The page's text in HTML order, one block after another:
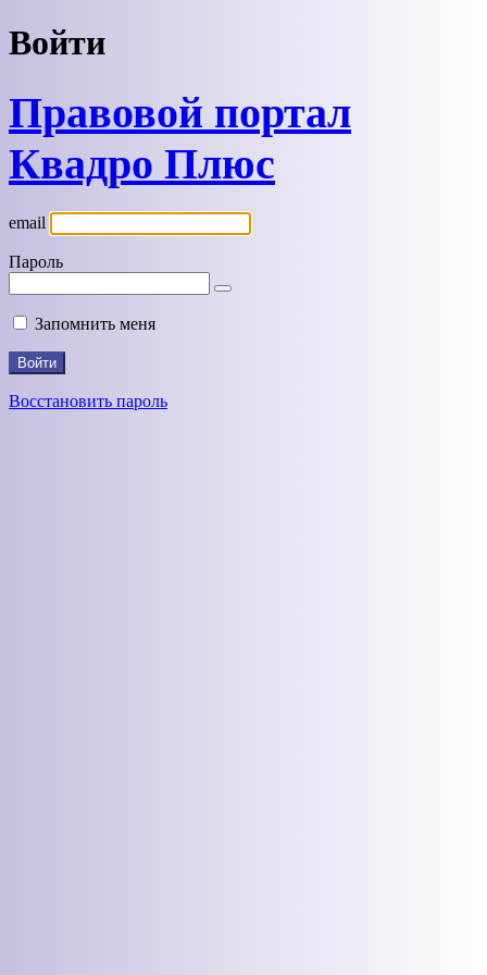
Войти
Правовой портал
Квадро Плюс
email
Пароль
Запомнить меня
Восстановить пароль